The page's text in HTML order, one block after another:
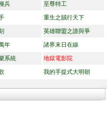
兵
至尊特工
重生之賊行天下
英雄聯盟之誰與爭
年
諸界末日在線
系統
地獄電影院
我的手提式大明朝